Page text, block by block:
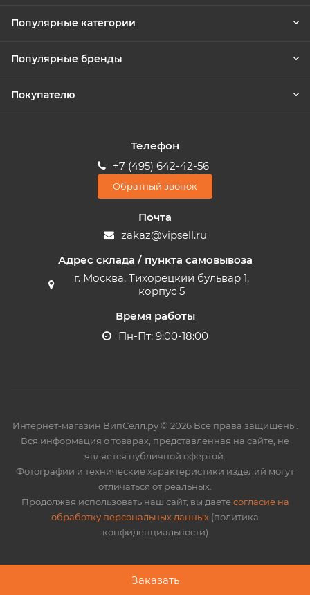
Заказать
Популярные категории
Популярные бренды
Покупателю
Телефон
+7 (495) 642-42-56
Обратный звонок
Почта
zakaz@vipsell.ru
Адрес склада / пункта самовывоза
г. Москва, Тихорецкий бульвар 1,
корпус 5
Время работы
Пн-Пт: 9:00-18:00
Интернет-магазин ВипСелл.ру © 2026 Все права защищены.
Вся информация о товарах, представленная на сайте, не
является публичной офертой.
Фотографии и технические характеристики изделий могут
отличаться от реальных.
Продолжая использовать наш сайт, вы даетесогласие на
обработку персональных данных (политика
конфиденциальности)